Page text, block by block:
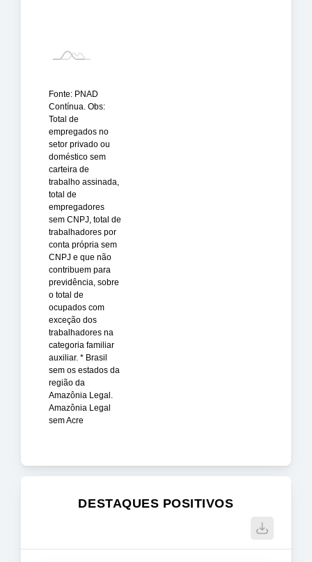
Fonte: PNAD
Contínua. Obs:
Total de
empregados no
setor privado ou
doméstico sem
carteira de
trabalho assinada,
total de
empregadores
sem CNPJ, total de
trabalhadores por
conta própria sem
CNPJ e que não
contribuem para
previdência, sobre
o total de
ocupados com
exceção dos
trabalhadores na
categoria familiar
auxiliar. * Brasil
sem os estados da
região da
Amazônia Legal.
Amazônia Legal
sem Acre
DESTAQUES POSITIVOS